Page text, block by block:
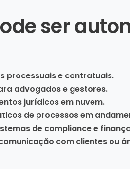
ser
processuais e contratuais.
advogados e gestores.
jurídicos em nuvem.
de processos em
de compliance e
com clientes ou